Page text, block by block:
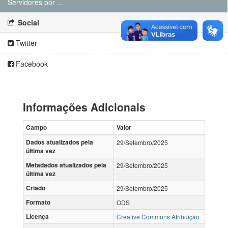
Servidores por ...
Social
Twitter
Facebook
Informações Adicionais
Campo
Valor
Dados atualizados pela
última vez
29/Setembro/2025
Metadados atualizados pela
última vez
29/Setembro/2025
Criado 29/Setembro/2025
Formato ODS
Licença Creative Commons Atribuição